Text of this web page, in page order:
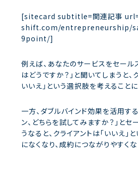
[sitecard subtitle=関連記事
shift.com/entrepreneurship/
9point/]
例えば、あなたのサービスをセール
はどうですか？」と聞いてしまうと、
いいえ」という選択肢を考えることに
一方、ダブルバインド効果を活用す
ン、どちらを試してみますか？」とセ
うなると、クライアントは「いいえ
になくなり、成約につながりやすくな